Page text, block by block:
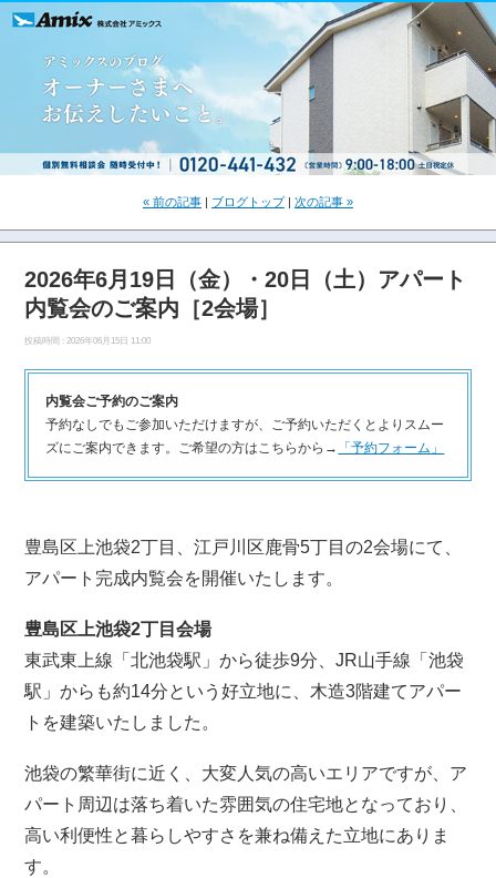
« 前の記事 ブログトップ| 次の記事 »
2026年6月19日（金）・20日（土）アパート
内覧会のご案内［2会場］
投稿時間 : 2026年06月15日 11:00
内覧会ご予約のご案内
予約なしでもご参加いただけますが、ご予約いただくとよりスムー
ズにご案内できます。ご希望の方はこちらから→
「予約フォーム」
豊島区上池袋2丁目、江戸川区鹿骨5丁目の2会場にて、
アパート完成内覧会を開催いたします。
豊島区上池袋2丁目会場
東武東上線「北池袋駅」から徒歩9分、JR山手線「池袋
駅」からも約14分という好立地に、木造3階建てアパー
トを建築いたしました。
池袋の繁華街に近く、大変人気の高いエリアですが、ア
パート周辺は落ち着いた雰囲気の住宅地となっており、
高い利便性と暮らしやすさを兼ね備えた立地にありま
す。